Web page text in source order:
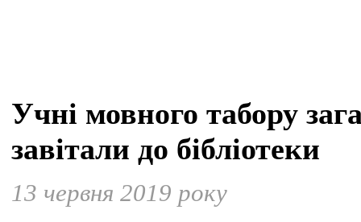
Учні мовного табору
завітали до бібліотеки
13 червня 2019 року